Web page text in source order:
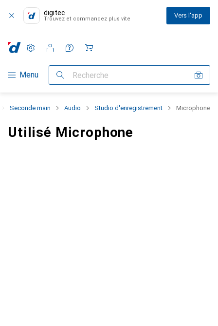
digitec
Trouvez et commandez plus vite Vers l'app
Navigation par catégorie
Menu Recherche
Paramètres
Compte client
Listes de comparaison
Listes d'envies
Panier
Seconde main Audio Studio d'enregistrement Microphone
Utilisé Microphone